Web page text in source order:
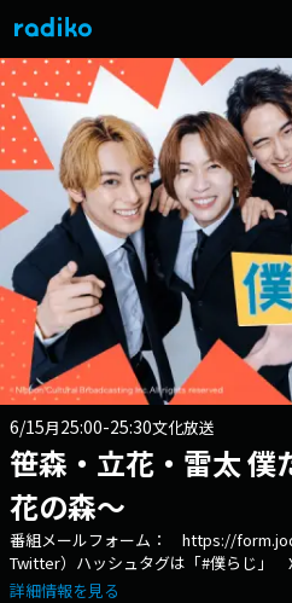
6/15月25:00-25:30文化放送
笹森・立花・雷太 僕
花の森～
番組メールフォーム： https://
Twitter）ハッシュタグは「#僕らじ」
「https://x.com/bokura_radio」 舞
詳細情報を見る